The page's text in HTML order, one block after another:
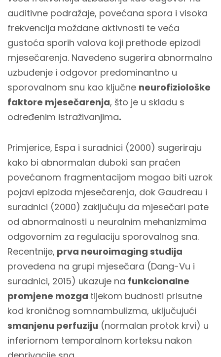
auditivne podražaje, povećana spora i visoka
frekvencija moždane aktivnosti te veća
gustoća sporih valova koji prethode epizodi
mjesečarenja. Navedeno sugerira abnormalno
uzbuđenje i odgovor predominantno u
sporovalnom snu kao ključne neurofiziološke
faktore mjesečarenja, što je u skladu s
određenim istraživanjima.
Primjerice, Espa i suradnici (2000) sugeriraju
kako bi abnormalan duboki san praćen
povećanom fragmentacijom mogao biti uzrok
pojavi epizoda mjesečarenja, dok Gaudreau i
suradnici (2000) zaključuju da mjesečari pate
od abnormalnosti u neuralnim mehanizmima
odgovornim za regulaciju sporovalnog sna.
Recentnije, prva neuroimaging studija
provedena na grupi mjesečara (Dang-Vu i
suradnici, 2015) ukazuje na funkcionalne
promjene mozga tijekom budnosti prisutne
kod kroničnog somnambulizma, uključujući
smanjenu perfuziju (normalan protok krvi) u
inferiornom temporalnom korteksu nakon